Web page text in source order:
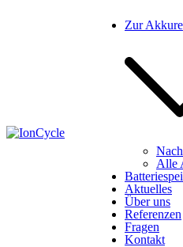
Reparatur E-Bike Akku E-Auto
Zur
Alle
Aktuelles
Über uns
Referenzen
Fragen
Kontakt